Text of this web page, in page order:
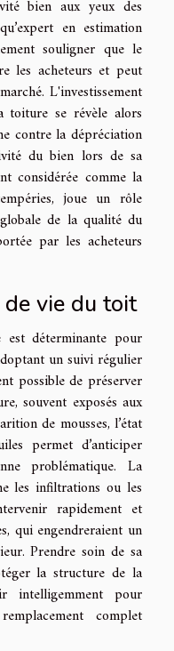
bien aux yeux des
en estimation
souligner que le
les acheteurs et peut
L'investissement
toiture se révèle alors
contre la dépréciation
du bien lors de sa
considérée comme la
joue un rôle
de la qualité du
par les acheteurs
vie du toit
est déterminante pour
un suivi régulier
possible de préserver
souvent exposés aux
de mousses, l’état
permet d’anticiper
problématique. La
les infiltrations ou les
rapidement et
qui engendreraient un
Prendre soin de sa
la structure de la
intelligemment pour
complet